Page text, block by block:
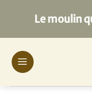
contenu
Le moulin